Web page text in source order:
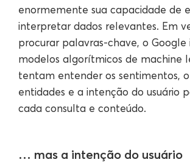
enormemente sua capacidade de
interpretar dados relevantes. Em
procurar palavras-chave, o
modelos algorítmicos de machine
tentam entender os sentimentos,
entidades e a intenção do usuário
cada consulta e conteúdo.
… mas a intenção do usuário